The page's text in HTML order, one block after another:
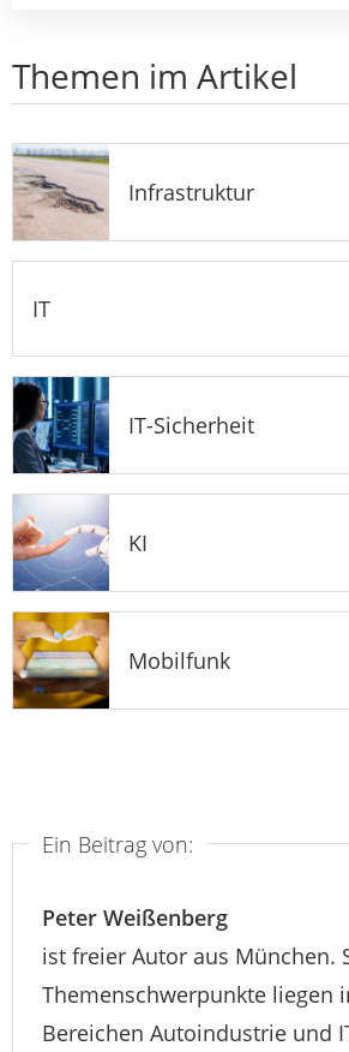
Themen im Artikel
Infrastruktur
IT
IT-Sicherheit
KI
Mobilfunk
Ein Beitrag von:
Peter Weißenberg
ist freier Autor aus München.
Themenschwerpunkte liegen
Bereichen Autoindustrie und